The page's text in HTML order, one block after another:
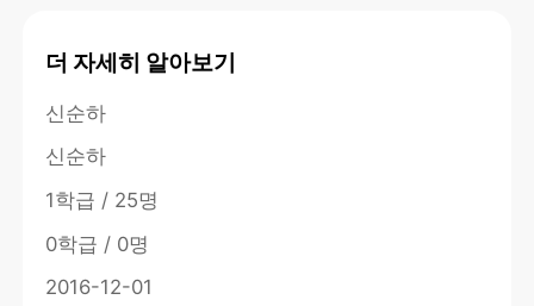
더 자세히 알아보기
신순하
신순하
1학급 / 25명
0학급 / 0명
2016-12-01